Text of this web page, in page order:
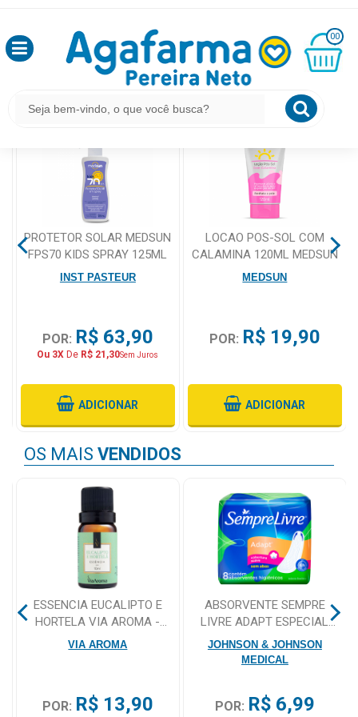
,
SEJA
MEUS
PEDIDOS
TODOS
DEPARTAMENTOS
Medicamentos
Dermocosméticos
Suplemento
00
R$
0,00
O QUE VOCÊ PROCURA ESTÁ AQUI?
PROTETOR SOLAR MEDSUN
FPS70 KIDS SPRAY 125ML
INST PASTEUR
POR: R$ 63,90
Ou 3X De R$ 21,30Sem Juros
ADICIONAR
LOCAO POS-SOL COM
CALAMINA 120ML MEDSUN
MEDSUN
POR: R$ 19,90
ADICIONAR
OS MAIS VENDIDOS
ESSENCIA EUCALIPTO E
HORTELA VIA AROMA -
10ML
VIA AROMA
POR: R$ 13,90
ABSORVENTE SEMPRE
LIVRE ADAPT ESPECIAL
COM ABAS, SUAVE COM 8
UNIDADES
JOHNSON & JOHNSON
MEDICAL
POR: R$ 6,99